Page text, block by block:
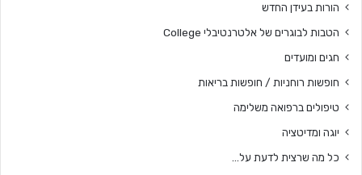
הורות בעידן החדש
הטבות לבוגרים של אלטרנטיבלי College
חגים ומועדים
חופשות רוחניות / חופשות בריאות
טיפולים ברפואה משלימה
יוגה ומדיטציה
כל מה שרצית לדעת על…